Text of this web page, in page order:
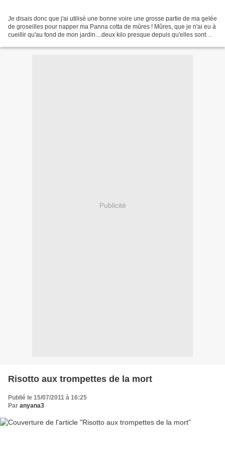
Je disais donc que j'ai utilisé une bonne voire une grosse partie de ma gelée
de groseilles pour napper ma Panna cotta de mûres ! Mûres, que je n'ai eu à
cueillir qu'au fond de mon jardin....deux kilo presque depuis qu'elles sont
Publicité
Risotto aux trompettes de la mort
Publié le 15/07/2011 à 16:25
Par anyana3